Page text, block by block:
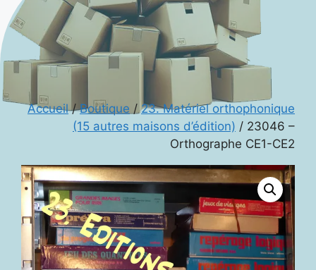
Accueil/Boutique /23. Matériel orthophonique
(15 autres maisons d’édition) / 23046 –
Orthographe CE1-CE2